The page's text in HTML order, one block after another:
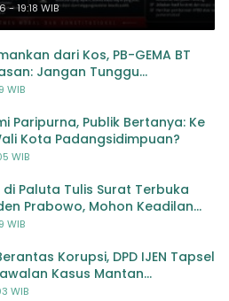
yang Tak Perlu
19:18 WIB
dari Kos, PB-GEMA BT
Jangan Tunggu
Baru Negara Bertindak
WIB
Paripurna, Publik Bertanya: Ke
Kota Padangsidimpuan?
WIB
Paluta Tulis Surat Terbuka
Prabowo, Mohon Keadilan
WIB
Korupsi, DPD IJEN Tapsel
Kasus Mantan
Tuntas
WIB